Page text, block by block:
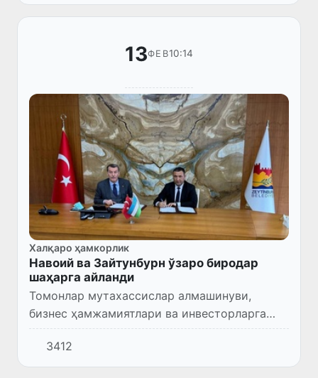
13ФЕВ10:14
Халқаро ҳамкорлик
Навоий ва Зайтунбурн ўзаро биродар
шаҳарга айланди
Томонлар мутахассислар алмашинуви,
бизнес ҳамжамиятлари ва инвесторларга
кўмак бериш масалаларида келишиб олди.
3412